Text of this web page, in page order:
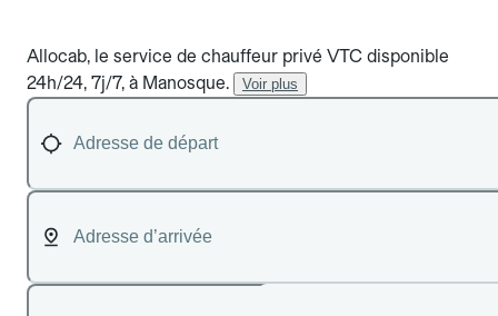
Allocab, le service de chauffeur privé VTC disponible
24h/24, 7j/7, à Manosque.
Voir plus